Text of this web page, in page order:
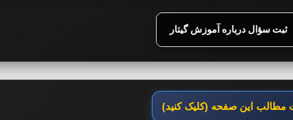
ثبت سؤال درباره آموزش گیتار
این صفحه (کلیک کنید)